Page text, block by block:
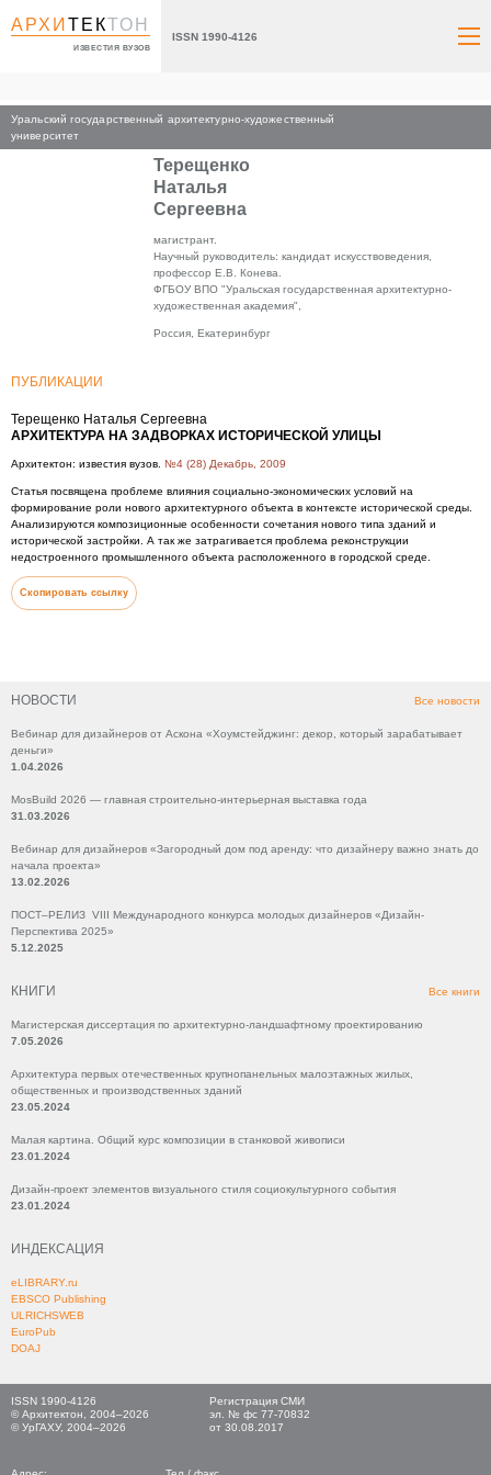
АРХИТЕКТОН
ИЗВЕСТИЯ ВУЗОВ
ISSN 1990-4126
Уральский государственный архитектурно-художественный
университет
НОВОСТИ Все новости
Вебинар для дизайнеров от Аскона «Хоумстейджинг: декор, который зарабатывает
деньги»
1.04.2026
MosBuild 2026 — главная строительно-интерьерная выставка года
31.03.2026
Вебинар для дизайнеров «Загородный дом под аренду: что дизайнеру важно знать до
начала проекта»
13.02.2026
ПОСТ–РЕЛИЗ VIII Международного конкурса молодых дизайнеров «Дизайн-
Перспектива 2025»
5.12.2025
КНИГИ Все книги
Магистерская диссертация по архитектурно-ландшафтному проектированию
7.05.2026
Архитектура первых отечественных крупнопанельных малоэтажных жилых,
общественных и производственных зданий
23.05.2024
Малая картина. Общий курс композиции в станковой живописи
23.01.2024
Дизайн-проект элементов визуального стиля социокультурного события
23.01.2024
ИНДЕКСАЦИЯ
eLIBRARY.ru
EBSCO Publishing
ULRICHSWEB
EuroPub
DOAJ
Главная
Терещенко
Наталья
Сергеевна
магистрант.
Научный руководитель: кандидат искусствоведения,
профессор Е.В. Конева.
ФГБОУ ВПО "Уральская государственная архитектурно-
художественная академия",
Россия, Екатеринбург
ПУБЛИКАЦИИ
Терещенко Наталья Сергеевна
АРХИТЕКТУРА НА ЗАДВОРКАХ ИСТОРИЧЕСКОЙ УЛИЦЫ
Архитектон: известия вузов. №4 (28) Декабрь, 2009
Статья посвящена проблеме влияния социально-экономических условий на
формирование роли нового архитектурного объекта в контексте исторической среды.
Анализируются композиционные особенности сочетания нового типа зданий и
исторической застройки. А так же затрагивается проблема реконструкции
недостроенного промышленного объекта расположенного в городской среде.
Скопировать ссылку
ISSN 1990-4126
© Архитектон, 2004–2026
© УрГАХУ, 2004–2026
Регистрация СМИ
эл. № фс 77-70832
от 30.08.2017